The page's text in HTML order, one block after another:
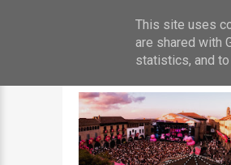
This site uses
are shared with
statistics, and